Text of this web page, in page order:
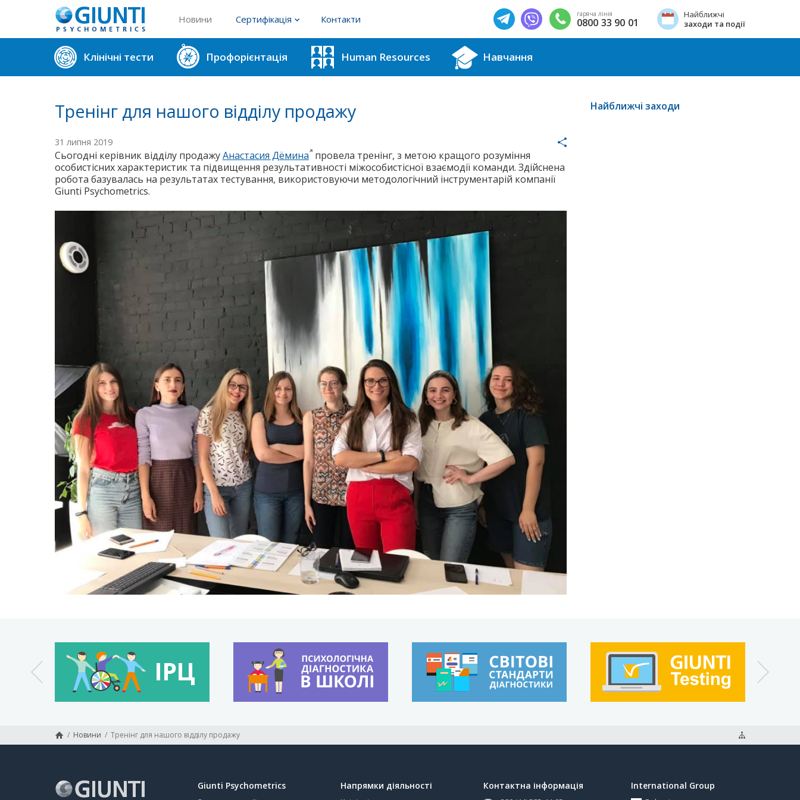
Новини Сертифікація
Реєстр фахівців з методик для ІРЦ
Реєстр користувачів тестових методик
Контакти гаряча лінія
0800 33 90 01
Найближчі
заходи та події
Клінічні тести Профорієнтація Human Resources Навчання
Тренінг для нашого відділу продажу
31 липня 2019
Сьогодні керівник відділу продажуАнастасия Дёмина провела тренінг, з метою кращого розуміння
особистісних характеристик та підвищення результативності міжособистісної взаємодії команди. Здійснена
робота базувалась на результатах тестування, використовуючи методологічний інструментарій компанії
Giunti Psychometrics.
Найближчі заходи
/ Новини / Тренінг для нашого відділу продажу
Giunti Psychometrics Напрямки діяльності Контактна інформація International Group